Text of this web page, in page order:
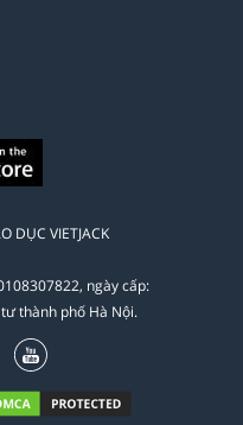
DỤC VIETJACK
ngày cấp:
thành phố Hà Nội.